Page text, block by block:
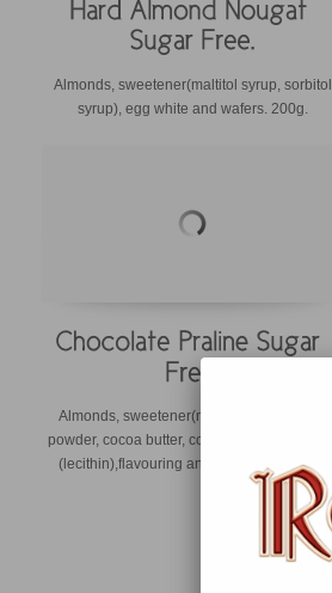
Almonds, sweetener(maltitol syrup, sorbitol
syrup), egg white and wafers. 200g.
Almonds, sweetener(maltitol), whole milk,
powder, cocoa butter, cocoa mass, emulsifier
(lecithin),flavouring and sweetener. 200g.